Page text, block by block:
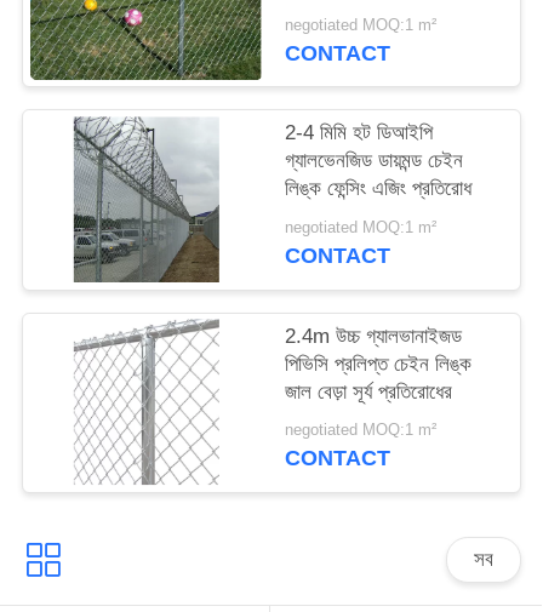
negotiated MOQ:1 m²
CONTACT
2-4 মিমি হট ডিআইপি
গ্যালভেনজিড ডায়মন্ড চেইন
লিঙ্ক ফেন্সিং এজিং প্রতিরোধ
negotiated MOQ:1 m²
CONTACT
2.4m উচ্চ গ্যালভানাইজড
পিভিসি প্রলিপ্ত চেইন লিঙ্ক
জাল বেড়া সূর্য প্রতিরোধের
negotiated MOQ:1 m²
CONTACT
সব